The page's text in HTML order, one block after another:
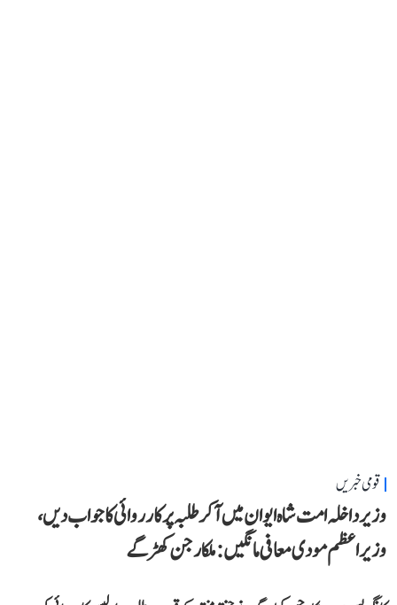
قومی خبریں
وزیر داخلہ امت شاہ ایوان میں آ کر طلبہ پر کارروائی کا جواب دیں،
وزیر اعظم مودی معافی مانگیں: ملکارجن کھڑگے